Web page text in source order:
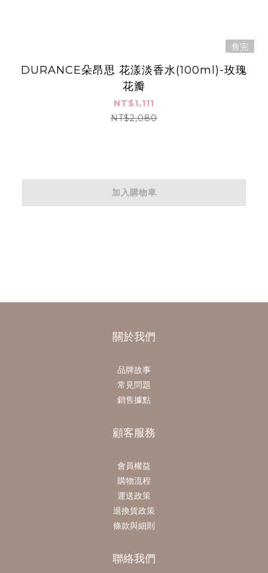
售完
DURANCE朵昂思 花漾淡香水(100ml)-玫瑰
花瓣
NT$1,111
NT$2,080
加入購物車
關於我們
品牌故事
常見問題
銷售據點
顧客服務
會員權益
購物流程
運送政策
退換貨政策
條款與細則
聯絡我們